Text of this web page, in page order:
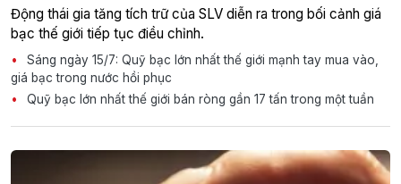
Động thái gia tăng tích trữ của SLV diễn ra trong bối cảnh giá
bạc thế giới tiếp tục điều chỉnh.
Sáng ngày 15/7: Quỹ bạc lớn nhất thế giới mạnh tay mua vào,
giá bạc trong nước hồi phục
Quỹ bạc lớn nhất thế giới bán ròng gần 17 tấn trong một tuần